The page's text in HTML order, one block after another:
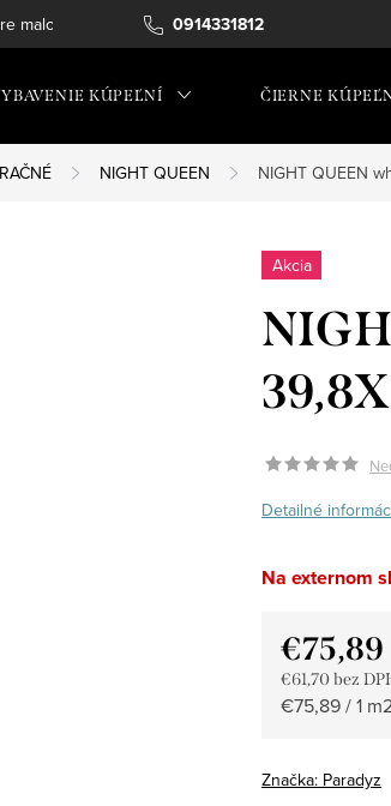
0914331812
maloobchod
KÚPEĽNÍ ČIERNE
NIGHT QUEEN NIGHT QUEEN
Akcia
Detailné
Na externom
€75,89
€61,70 bez
Jednotková
€75,89 / 1
Značka: Paradyz